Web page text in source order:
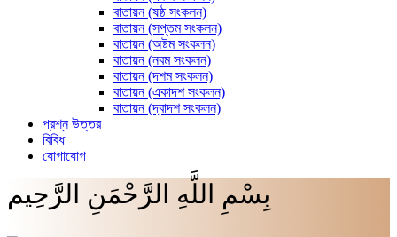
বাতায়ন (ষষ্ঠ সংকলন)
বাতায়ন (সপ্তম সংকলন)
বাতায়ন (অষ্টম সংকলন)
বাতায়ন (নবম সংকলন)
বাতায়ন (দশম সংকলন)
বাতায়ন (একাদশ সংকলন)
বাতায়ন (দ্বাদশ সংকলন)
প্রশ্ন উত্তর
বিবিধ
যোগাযোগ
بِسْمِ اللَّهِ الرَّحْمَنِ الرَّحِيم